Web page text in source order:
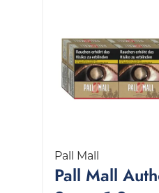
Pall Mall
Pall Mall